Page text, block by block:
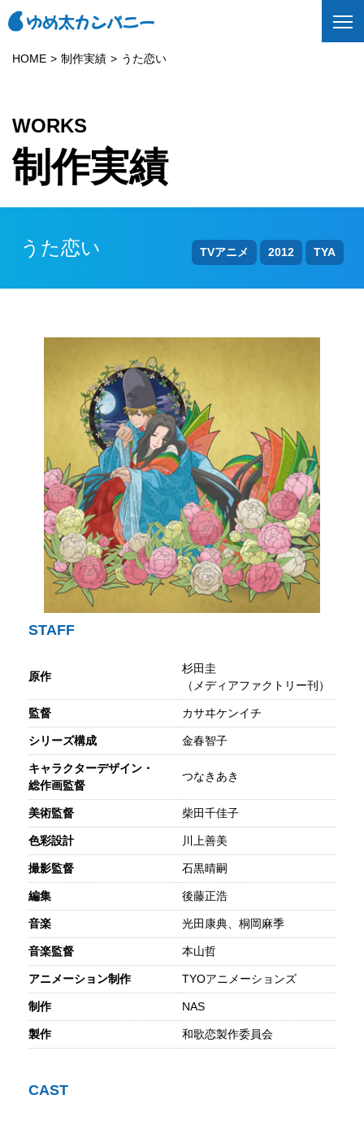
HOME 制作実績 うた恋い
WORKS
制作実績
うた恋い TVアニメ 2012 TYA
STAFF
原作
杉田圭
（メディアファクトリー刊）
監督 カサヰケンイチ
シリーズ構成 金春智子
キャラクターデザイン・
総作画監督
つなきあき
美術監督 柴田千佳子
色彩設計 川上善美
撮影監督 石黒晴嗣
編集 後藤正浩
音楽 光田康典、桐岡麻季
音楽監督 本山哲
アニメーション制作 TYOアニメーションズ
制作 NAS
製作 和歌恋製作委員会
CAST